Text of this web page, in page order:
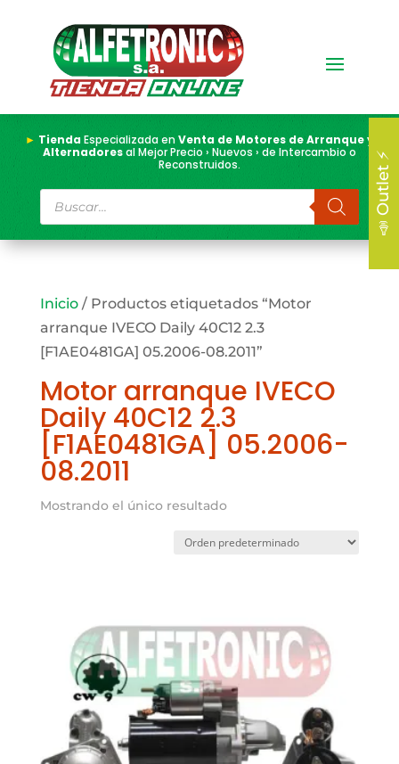
► TiendaEspecializada enVenta de Motores de Arranque y
Alternadoresal Mejor Precio › Nuevos › de Intercambio o
Reconstruidos.
Búsqueda
de
productos
Inicio/ Productos etiquetados “Motor
arranque IVECO Daily 40C12 2.3
[F1AE0481GA] 05.2006-08.2011”
Motor arranque IVECO
Daily 40C12 2.3
[F1AE0481GA] 05.2006-
08.2011
Mostrando el único resultado
📣 Outlet ⚡